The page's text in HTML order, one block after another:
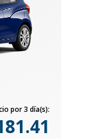
por 3 día(s):